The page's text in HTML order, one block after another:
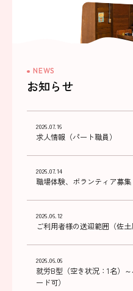
NEWS
お知らせ
2026.07.16
求人情報（パート職員）
2026.07.14
職場体験、ボランティア募集
2026.06.12
ご利用者様の送迎範囲（佐
2026.06.06
就労B型（空き状況：1名）
ード可）